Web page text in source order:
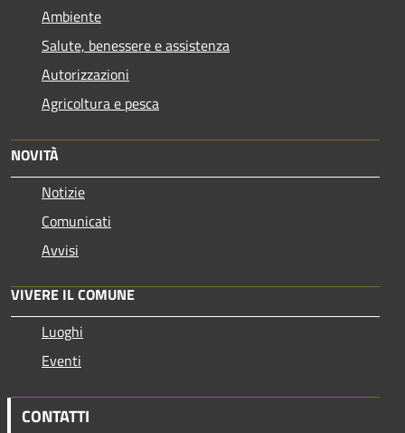
Ambiente
Salute, benessere e assistenza
Autorizzazioni
Agricoltura e pesca
NOVITÀ
Notizie
Comunicati
Avvisi
VIVERE IL COMUNE
Luoghi
Eventi
CONTATTI